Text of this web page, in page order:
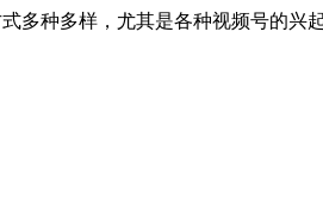
多种多样，尤其是各种视频号的兴